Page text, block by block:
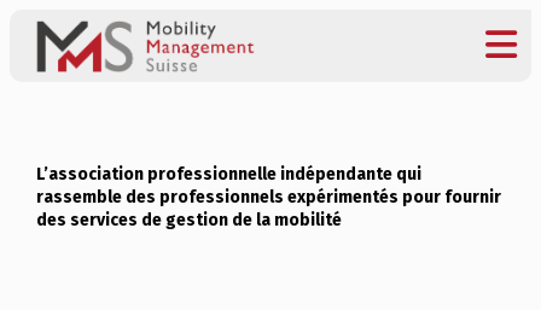
L’association professionnelle indépendante qui
rassemble des professionnels expérimentés pour fournir
des services de gestion de la mobilité